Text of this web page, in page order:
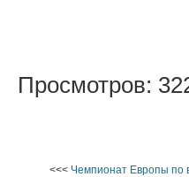
Просмотров:
<<< Чемпионат Европы по